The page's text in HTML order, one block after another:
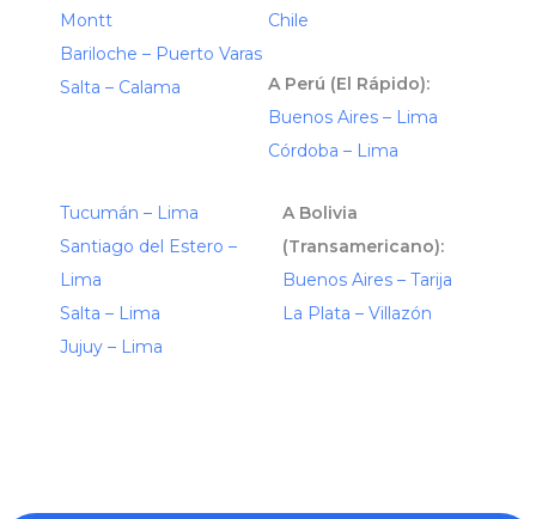
Montt
Bariloche – Puerto Varas
Salta – Calama
Chile
A Perú (El Rápido):
Buenos Aires – Lima
Córdoba – Lima
Tucumán – Lima
Santiago del Estero –
Lima
Salta – Lima
Jujuy – Lima
A Bolivia
(Transamericano):
Buenos Aires – Tarija
La Plata – Villazón